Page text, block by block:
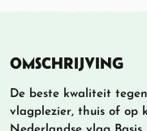
OMSCHRIJVING
De beste kwaliteit
vlagplezier, thuis of op